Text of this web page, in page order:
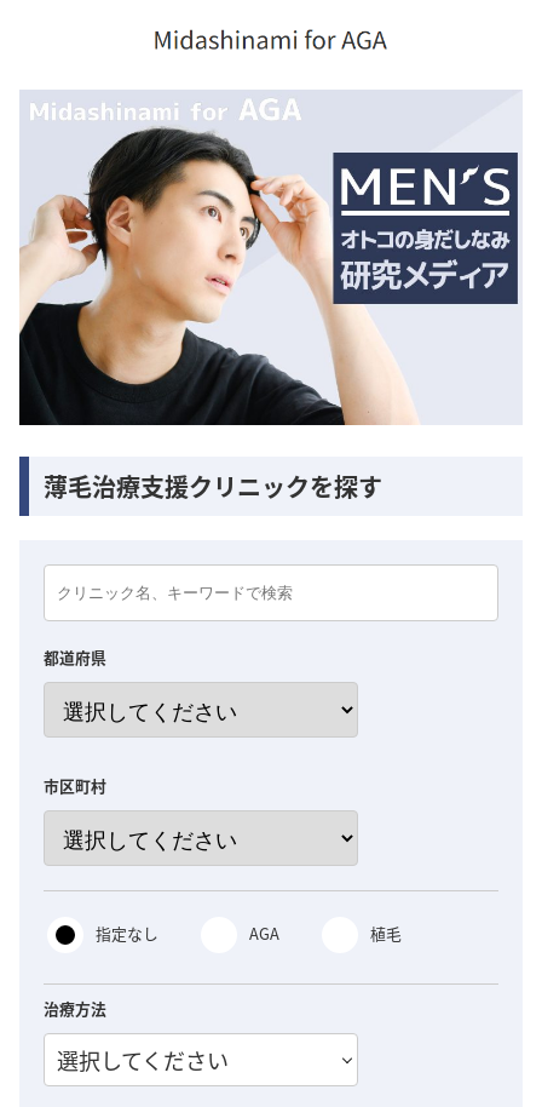
薄毛治療支援クリニックを探す
都道府県
市区町村
指定なし AGA 植毛
治療方法
選択してください